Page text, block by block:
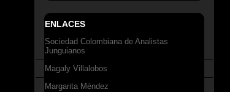
ENLACES
Sociedad Colombiana de Analistas
Junguianos
Magaly Villalobos
Margarita Méndez